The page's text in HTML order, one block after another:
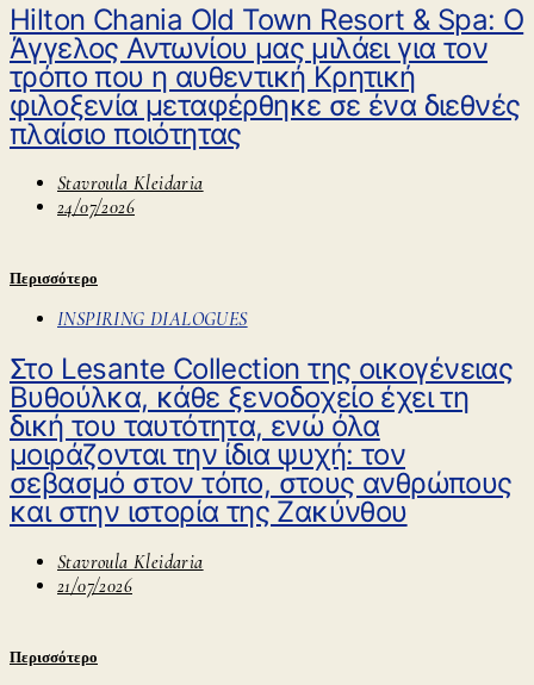
Ηilton Chania Old Town Resort & Spa: O
Άγγελος Αντωνίου μας μιλάει για τον
τρόπο που η αυθεντική Κρητική
φιλοξενία μεταφέρθηκε σε ένα διεθνές
πλαίσιο ποιότητας
Stavroula Kleidaria
24/07/2026
Περισσότερο
INSPIRING DIALOGUES
Στο Lesante Collection της οικογένειας
Βυθούλκα, κάθε ξενοδοχείο έχει τη
δική του ταυτότητα, ενώ όλα
μοιράζονται την ίδια ψυχή: τον
σεβασμό στον τόπο, στους ανθρώπους
και στην ιστορία της Ζακύνθου
Stavroula Kleidaria
21/07/2026
Περισσότερο